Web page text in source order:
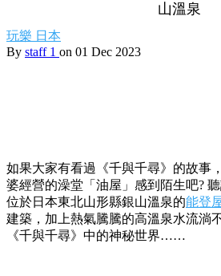
山溫泉
玩樂 日本
By staff 1 on 01 Dec 2023
如果大家有看過《千與千尋》的故事
婆經營的澡堂「油屋」感到陌生吧?
位於日本東北山形縣銀山溫泉的能登
建築，加上熱氣騰騰的高溫泉水流淌
《千與千尋》中的神秘世界……